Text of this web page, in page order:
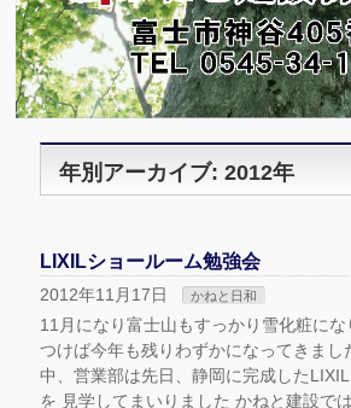
年別アーカイブ: 2012年
LIXILショールーム勉強会
2012年11月17日 かねと日和
11月になり富士山もすっかり雪化粧に
つけば今年も残りわずかになってきまし
中、営業部は先日、静岡に完成した
を 見学してまいりました かねと建設で